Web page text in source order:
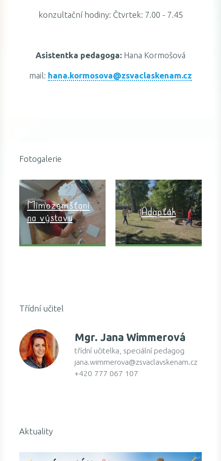
konzultační hodiny: Čtvrtek: 7.00 - 7.45
Asistentka pedagoga: Hana Kormošová
mail: hana.kormosova@zsvaclaskenam.cz
Fotogalerie
Mimozemšťani
na výstavu
Adapťák
Třídní učitel
Mgr. Jana Wimmerová
třídní učitelka, speciální pedagog
jana.wimmerova@zsvaclavskenam.cz
+420 777 067 107
Aktuality